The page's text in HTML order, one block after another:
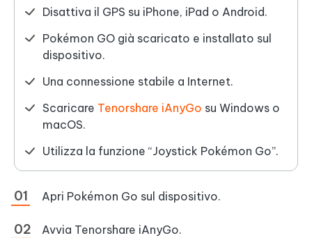
Disattiva il GPS su iPhone, iPad o Android.
Pokémon GO già scaricato e installato sul
dispositivo.
Una connessione stabile a Internet.
Scaricare Tenorshare iAnyGo su Windows o
macOS.
Utilizza la funzione “Joystick Pokémon Go”.
Apri Pokémon Go sul dispositivo.
Avvia Tenorshare iAnyGo.